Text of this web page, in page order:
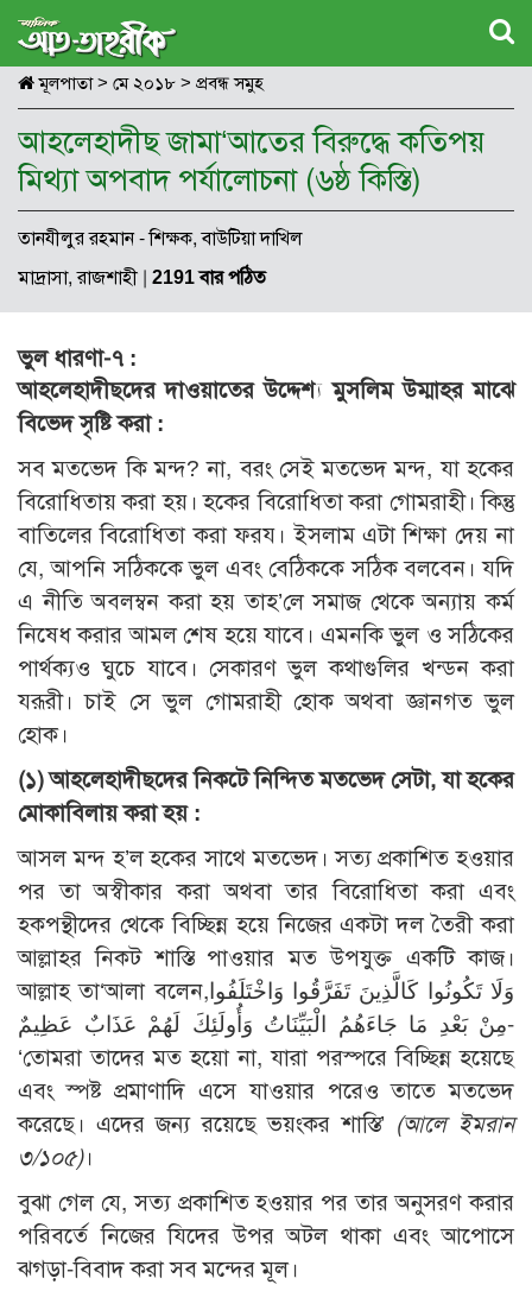
মূলপাতা> মে ২০১৮ > প্রবন্ধ সমুহ
আহলেহাদীছ জামা‘আতের বিরুদ্ধে কতিপয়
মিথ্যা অপবাদ পর্যালোচনা (৬ষ্ঠ কিস্তি)
তানযীলুর রহমান - শিক্ষক, বাউটিয়া দাখিল
মাদ্রাসা, রাজশাহী | 2191 বার পঠিত
ভুল ধারণা-৭ :
আহলেহাদীছদের দাওয়াতের উদ্দেশ্য মুসলিম উম্মাহরমাঝে
বিভেদ সৃষ্টি করা :
সব মতভেদ কি মন্দ? না, বরং সেই মতভেদ মন্দ, যা হকের
বিরোধিতায় করা হয়। হকের বিরোধিতা করা গোমরাহী। কিন্তু
বাতিলের বিরোধিতা করা ফরয। ইসলাম এটা শিক্ষা দেয় না
যে, আপনি সঠিককে ভুল এবং বেঠিককে সঠিক বলবেন। যদি
এ নীতি অবলম্বন করা হয় তাহ’লে সমাজ থেকে অন্যায় কর্ম
নিষেধ করার আমল শেষ হয়ে যাবে। এমনকি ভুল ও সঠিকের
পার্থক্যও ঘুচে যাবে। সেকারণ ভুল কথাগুলির খন্ডন করা
যরূরী। চাই সে ভুল গোমরাহী হোক অথবা জ্ঞানগত ভুল
হোক।
(১) আহলেহাদীছদের নিকটে নিন্দিত মতভেদ সেটা, যা হকের
মোকাবিলায় করা হয় :
আসল মন্দ হ’ল হকের সাথে মতভেদ। সত্য প্রকাশিত হওয়ার
পর তা অস্বীকার করা অথবা তার বিরোধিতা করা এবং
হকপন্থীদের থেকে বিচ্ছিন্ন হয়ে নিজের একটা দল তৈরী করা
আল্লাহর নিকট শাস্তি পাওয়ার মত উপযুক্ত একটি কাজ।
আল্লাহ তা‘আলা বলেন,وَلَا تَكُونُوا كَالَّذِينَ تَفَرَّقُوا وَاخْتَلَفُوا
مِنْ بَعْدِ مَا جَاءَهُمُ الْبَيِّنَاتُ وَأُولَئِكَ لَهُمْ عَذَابٌ عَظِيمٌ-
‘তোমরা তাদের মত হয়ো না, যারা পরস্পরে বিচ্ছিন্ন হয়েছে
এবং স্পষ্ট প্রমাণাদি এসে যাওয়ার পরেও তাতে মতভেদ
করেছে। এদের জন্য রয়েছে ভয়ংকর শাস্তি’ (আলে ইমরান
৩/১০৫)।
বুঝা গেল যে, সত্য প্রকাশিত হওয়ার পর তার অনুসরণ করার
পরিবর্তে নিজের যিদের উপর অটল থাকা এবং আপোসে
ঝগড়া-বিবাদ করা সব মন্দের মূল।